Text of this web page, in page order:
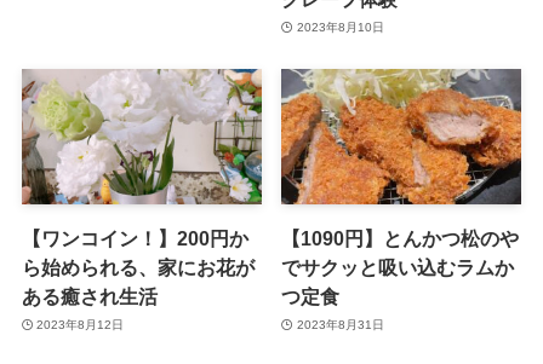
2023年8月10日
【ワンコイン！】200円か
ら始められる、家にお花が
ある癒され生活
2023年8月12日
【1090円】とんかつ松のや
でサクッと吸い込むラムか
つ定食
2023年8月31日